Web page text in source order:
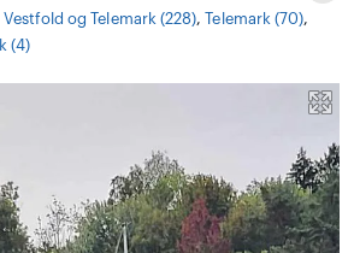
Vestfold og Telemark (228),Telemark (70),
(4)